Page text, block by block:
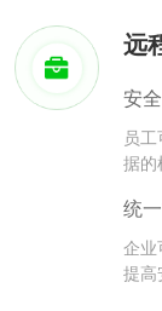
远
安
员
据的
统
企业
提高